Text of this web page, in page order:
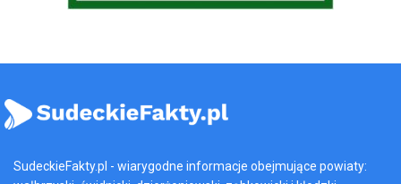
SudeckieFakty.pl - wiarygodne informacje obejmujące powiaty: